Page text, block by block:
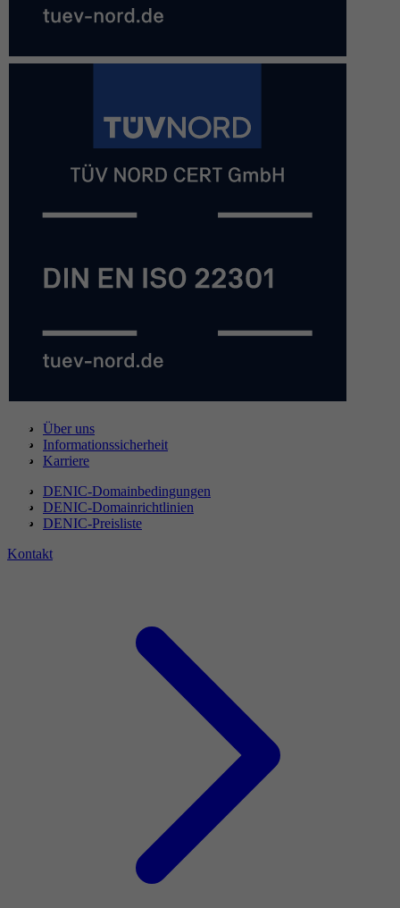
Über uns
Informationssicherheit
Karriere
DENIC-Domainbedingungen
DENIC-Domainrichtlinien
DENIC-Preisliste
Kontakt